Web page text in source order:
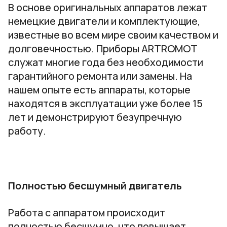
В основе оригинальных аппаратов лежат
немецкие двигатели и комплектующие,
известные во всем мире своим качеством и
долговечностью. Приборы ARTROMOT
служат многие года без необходимости
гарантийного ремонта или замены. На
нашем опыте есть аппараты, которые
находятся в эксплуатации уже более 15
лет и демонстрируют безупречную
работу.
Полностью бесшумный двигатель
Работа с аппаратом происходит